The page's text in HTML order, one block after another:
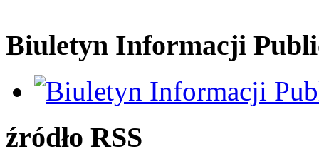
Biuletyn Informacji
źródło RSS